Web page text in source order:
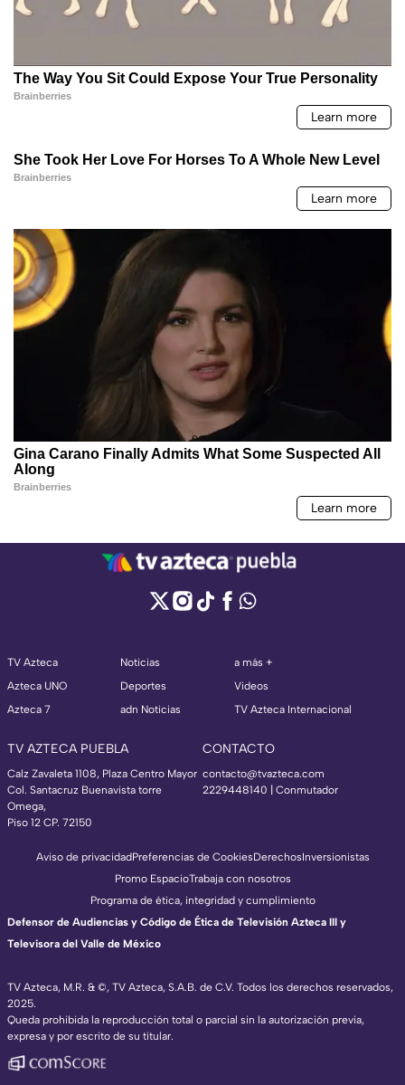
TV Azteca
Azteca UNO
Azteca 7
Noticias
Deportes
adn Noticias
a más +
Videos
TV Azteca Internacional
TV AZTECA PUEBLA
Calz Zavaleta 1108, Plaza Centro Mayor
Col. Santacruz Buenavista torre
Omega,
Piso 12 CP. 72150
CONTACTO
contacto@tvazteca.com
2229448140 | Conmutador
TV Azteca, M.R. & ©, TV Azteca, S.A.B. de C.V. Todos los derechos reservados,
2025.
Queda prohibida la reproducción total o parcial sin la autorización previa,
expresa y por escrito de su titular.
Aviso de privacidadPreferencias de CookiesDerechosInversionistas
Promo EspacioTrabaja con nosotros
Programa de ética, integridad y cumplimiento
Defensor de Audiencias y Código de Ética de Televisión Azteca III y
Televisora del Valle de México